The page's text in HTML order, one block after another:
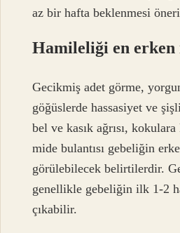
az bir hafta beklenmesi
Hamileliği en erken
Gecikmiş adet görme,
göğüslerde hassasiyet ve
bel ve kasık ağrısı,
mide bulantısı gebeliğin
görülebilecek belirtilerdir.
genellikle gebeliğin ilk 1-2
çıkabilir.